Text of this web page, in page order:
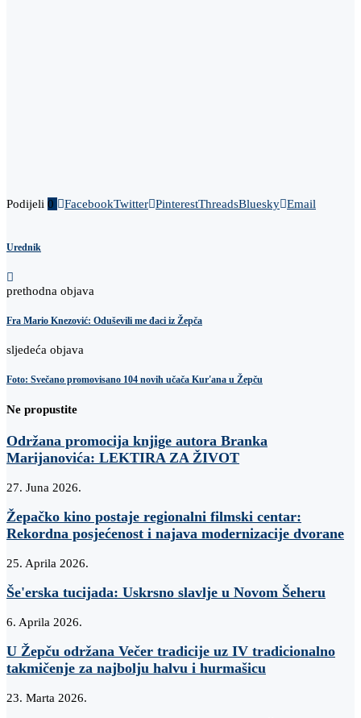
Podijeli 0 FacebookTwitter PinterestThreadsBluesky Email
Urednik
prethodna objava
Fra Mario Knezović: Oduševili me đaci iz Žepča
sljedeća objava
Foto: Svečano promovisano 104 novih učača Kur'ana u Žepču
Ne propustite
Održana promocija knjige autora Branka
Marijanovića: LEKTIRA ZA ŽIVOT
27. Juna 2026.
Žepačko kino postaje regionalni filmski centar:
Rekordna posjećenost i najava modernizacije dvorane
25. Aprila 2026.
Še'erska tucijada: Uskrsno slavlje u Novom Šeheru
6. Aprila 2026.
U Žepču održana Večer tradicije uz IV tradicionalno
takmičenje za najbolju halvu i hurmašicu
23. Marta 2026.